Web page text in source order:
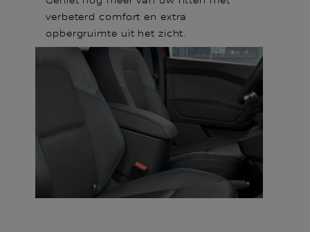
verbeterd comfort en extra
opbergruimte uit het zicht.